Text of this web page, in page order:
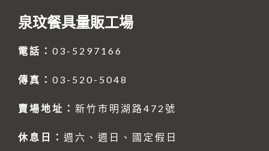
泉玟餐具量販工場
電話： 03-5297166
傳真： 03-520-5048
賣場地址： 新竹市明湖路472號
休息日： 週六、週日、國定假日